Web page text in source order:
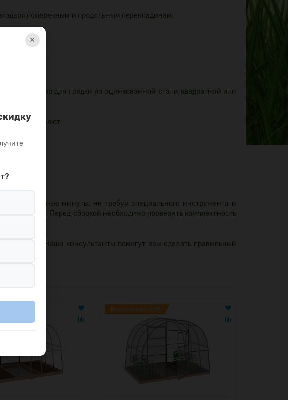
поперечным и продольным перекладинам;
бордюр для грядки из оцинкованной стали квадратной или
включают:
считанные минуты, не требуя специального инструмента и
и лопата. Перед сборкой необходимо проверить комплектность
сайте. Наши консультанты помогут вам сделать правильный
Ваша скидка:-58%
×